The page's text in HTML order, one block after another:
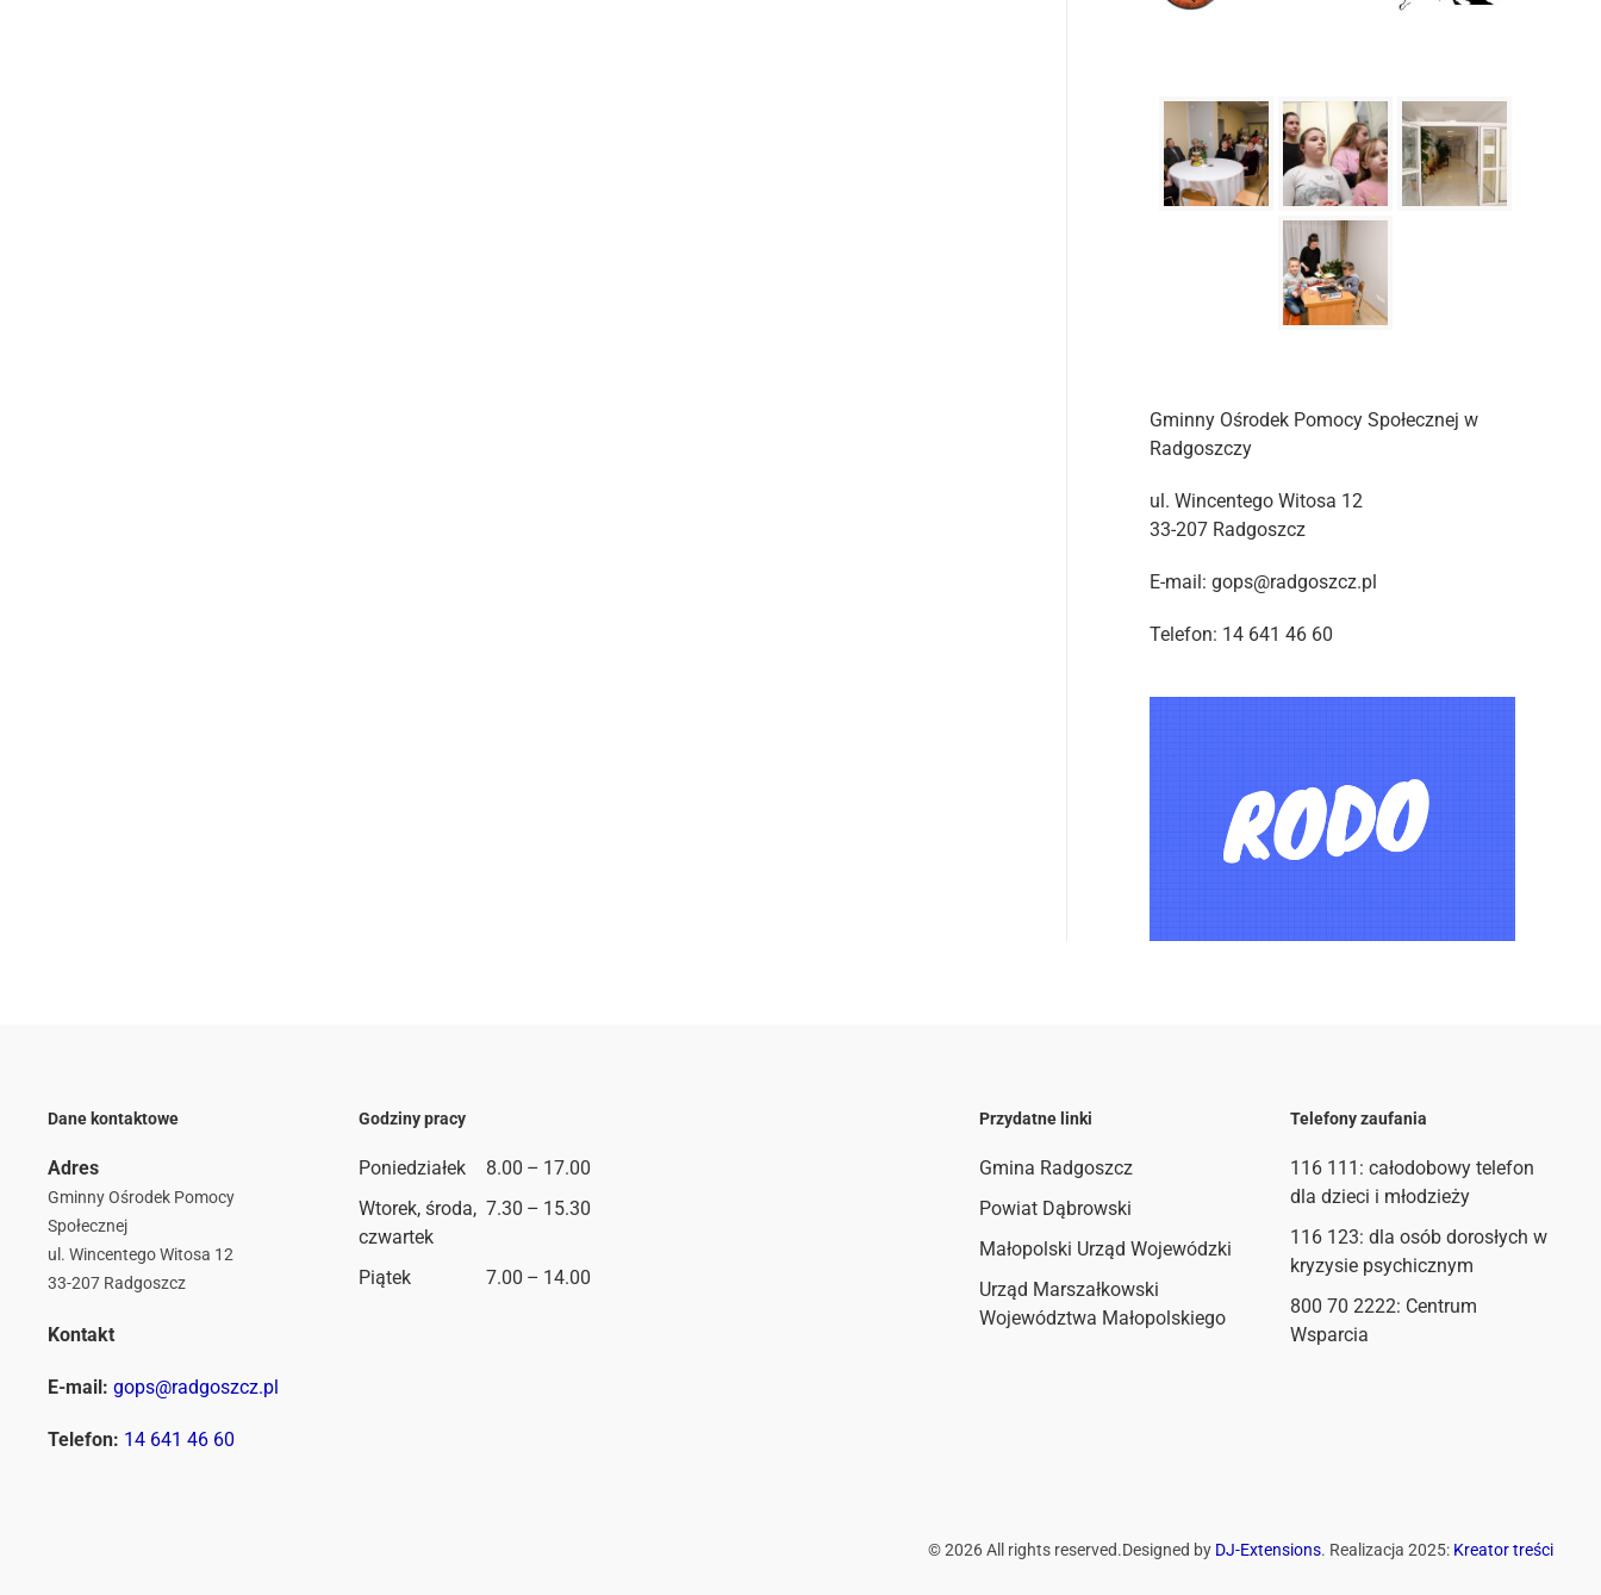
Gminny Ośrodek Pomocy Społecznej w
Radgoszczy
ul. Wincentego Witosa 12
33-207 Radgoszcz
E-mail: gops@radgoszcz.pl
Telefon: 14 641 46 60
Dane kontaktowe
Adres
Gminny Ośrodek Pomocy
Społecznej
ul. Wincentego Witosa 12
33-207 Radgoszcz
Kontakt
E-mail: gops@radgoszcz.pl
Telefon: 14 641 46 60
Godziny pracy
Poniedziałek
8.00 – 17.00
Wtorek, środa,
czwartek
7.30 – 15.30
Piątek 7.00 – 14.00
Przydatne linki
Gmina Radgoszcz
Powiat Dąbrowski
Małopolski Urząd Wojewódzki
Urząd Marszałkowski
Województwa Małopolskiego
Telefony zaufania
116 111 : całodobowy telefon
dla dzieci i młodzieży
116 123: dla osób dorosłych w
kryzysie psychicznym
800 70 2222: Centrum
Wsparcia
©2026All rights reserved.Designed by DJ-Extensions. Realizacja 2025: Kreator treści